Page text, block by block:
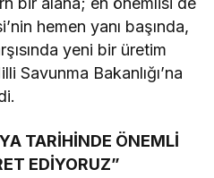
hemen yanı başında,
yeni bir üretim
Savunma Bakanlığı’na
TARİHİNDE ÖNEMLİ
EDİYORUZ”